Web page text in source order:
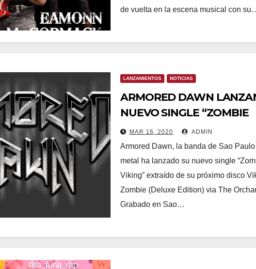
de vuelta en la escena musical con
LANZAMIENTOS NOTICIAS
ARMORED DAWN
NUEVO SINGLE “ZOMBIE
VIKING”
MAR 16, 2020 ADMIN
Armored Dawn, la banda de Sao
metal ha lanzado su nuevo single
Viking” extraído de su próximo disco
Zombie (Deluxe Edition) via The
Grabado en Sao…